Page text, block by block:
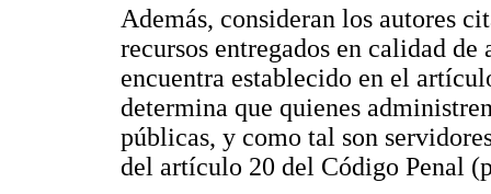
Además, consideran los autores
recursos entregados en calidad
encuentra establecido en el
determina que quienes
públicas, y como tal son
del artículo 20 del Código Penal